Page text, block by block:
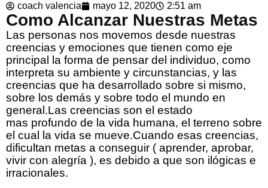
coach valencia mayo 12, 2020 2:51 am
Como Alcanzar Nuestras Metas
Las personas nos movemos desde nuestras
creencias y emociones que tienen como eje
principal la forma de pensar del individuo, como
interpreta su ambiente y circunstancias, y las
creencias que ha desarrollado sobre si mismo,
sobre los demás y sobre todo el mundo en
general.Las creencias son el estado
mas profundo de la vida humana, el terreno sobre
el cual la vida se mueve.Cuando esas creencias,
dificultan metas a conseguir ( aprender, aprobar,
vivir con alegría ), es debido a que son ilógicas e
irracionales.